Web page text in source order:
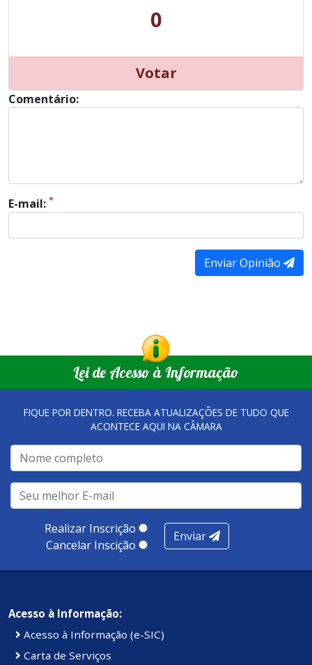
0
Votar
Comentário:
E-mail: *
Enviar Opinião
Lei de Acesso à Informação
FIQUE POR DENTRO. RECEBA ATUALIZAÇÕES DE TUDO QUE
ACONTECE AQUI NA CÂMARA
Realizar Inscrição
Cancelar Inscição
Enviar
Acesso à Informação:
Acesso à Informação (e-SIC)
Carta de Serviços